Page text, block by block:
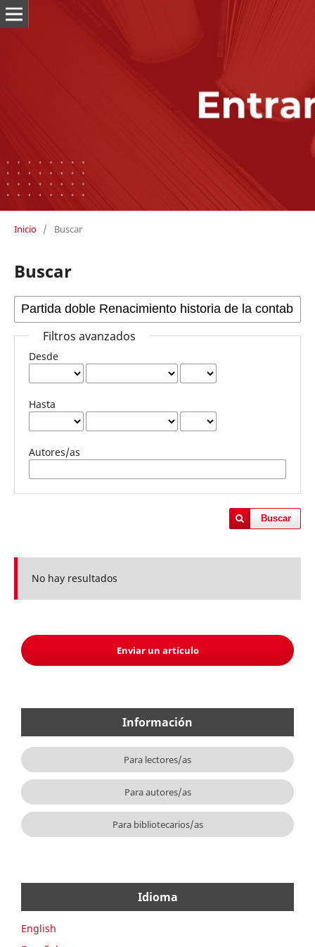
Inicio / Buscar
Buscar
Filtros avanzados
Desde
Hasta
Autores/as
Buscar
No hay resultados
Enviar un artículo
Información
Para lectores/as
Para autores/as
Para bibliotecarios/as
Idioma
English